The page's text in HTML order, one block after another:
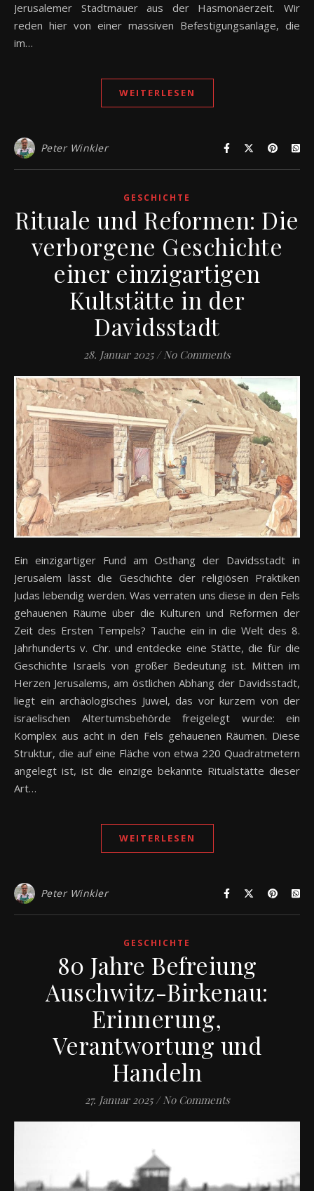
Jerusalemer Stadtmauer aus der Hasmonäerzeit. Wir
reden hier von einer massiven Befestigungsanlage, die
im…
WEITERLESEN
Peter Winkler
GESCHICHTE
Rituale und Reformen: Die
verborgene Geschichte
einer einzigartigen
Kultstätte in der
Davidsstadt
28. Januar 2025 / No Comments
Ein einzigartiger Fund am Osthang der Davidsstadt in
Jerusalem lässt die Geschichte der religiösen Praktiken
Judas lebendig werden. Was verraten uns diese in den Fels
gehauenen Räume über die Kulturen und Reformen der
Zeit des Ersten Tempels? Tauche ein in die Welt des 8.
Jahrhunderts v. Chr. und entdecke eine Stätte, die für die
Geschichte Israels von großer Bedeutung ist. Mitten im
Herzen Jerusalems, am östlichen Abhang der Davidsstadt,
liegt ein archäologisches Juwel, das vor kurzem von der
israelischen Altertumsbehörde freigelegt wurde: ein
Komplex aus acht in den Fels gehauenen Räumen. Diese
Struktur, die auf eine Fläche von etwa 220 Quadratmetern
angelegt ist, ist die einzige bekannte Ritualstätte dieser
Art…
WEITERLESEN
Peter Winkler
GESCHICHTE
80 Jahre Befreiung
Auschwitz-Birkenau:
Erinnerung,
Verantwortung und
Handeln
27. Januar 2025 / No Comments